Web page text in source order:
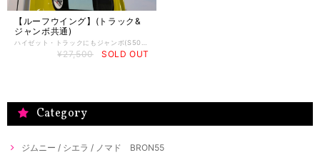
【ルーフウイング】(トラック&
ジャンボ共通)
ハイゼット・トラックにもジャンボ(S500P/S510P)にも装着できる、JET★GOGOのルーフウイングです。 ルーフを後方に延長したようなデザインとなります。 あえてサイズを大きくとり、JET★GOGOの【フロントフェイス基本セット】専用のチンスポイラーや、オーバーフェンダーとのバランスを考慮しています。 取り付けは、付属の両面テープと付属のビスで行います。 ■製品仕様：FRP製・未塗装品（黒ゲルコート仕上げ） ※イメージ写真は塗装をして装着したイメージです。 ※塗装済みをご希望の方は、弊社または施工頂くショップ様等へご相談ください。 ※製品はハイゼット・トラック&ジャンボ（S500P/S510P）への専用取付を前提としております。 その他車両への取付は前提としておりませんので、ハイゼット・トラック&ジャンボ（S500P/S510P）以外への適合については不明です。 ※未塗装品とは、塗装を前提とした製品仕上げのため、そのまま装着することはできません。 下地処理、塗装をした上で装着ください。 ※受注生産品となりますので、決済完了後のキャンセルは承れません。 ご不明な点または納期は、ご注文前に別途お問い合せください。 受注状況により納期が数ヶ月かかる場合もございます。
¥27,500 SOLD OUT
Category
ジムニー / シエラ / ノマド BRON55